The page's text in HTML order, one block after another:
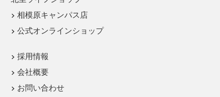
相模原キャンパス店
公式オンラインショップ
採用情報
会社概要
お問い合わせ